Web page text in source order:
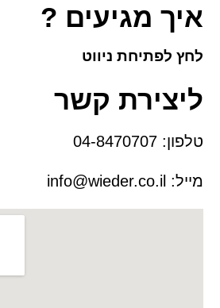
איך מגיעים ?
לחץ לפתיחת ניווט
ליצירת קשר
טלפון: 04-8470707​
מייל: info@wieder.co.il